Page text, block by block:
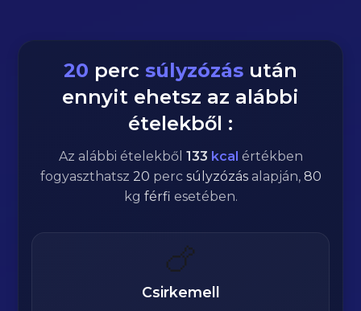
20 perc súlyzózás után
ennyit ehetsz az alábbi
ételekből :
Az alábbi ételekből 133 kcal értékben
fogyaszthatsz 20 perc súlyzózásalapján, 80
kg férfi esetében.
🍗
Csirkemell